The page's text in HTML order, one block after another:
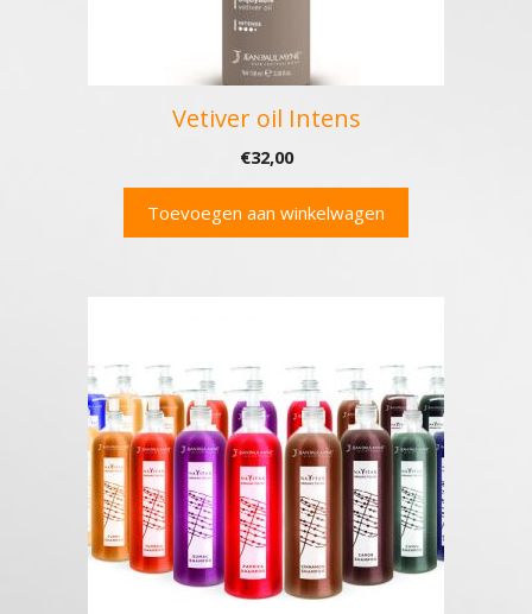
Vetiver oil Intens
€32,00
Toevoegen aan winkelwagen
meerdere
variaties.
gekozen